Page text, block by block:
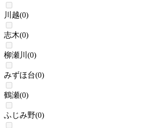
川越(0)
志木(0)
柳瀬川 (0)
みずほ台(0)
鶴瀬(0)
ふじみ野(0)